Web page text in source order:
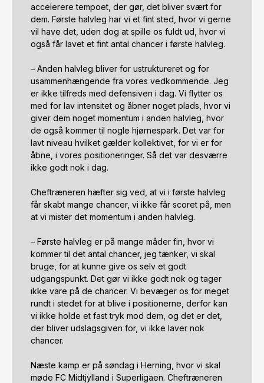
accelerere tempoet, der gør, det bliver svært for
dem. Første halvleg har vi et fint sted, hvor vi gerne
vil have det, uden dog at spille os fuldt ud, hvor vi
også får lavet et fint antal chancer i første halvleg.
– Anden halvleg bliver for ustruktureret og for
usammenhængende fra vores vedkommende. Jeg
er ikke tilfreds med defensiven i dag. Vi flytter os
med for lav intensitet og åbner noget plads, hvor vi
giver dem noget momentum i anden halvleg, hvor
de også kommer til nogle hjørnespark. Det var for
lavt niveau hvilket gælder kollektivet, for vi er for
åbne, i vores positioneringer. Så det var desværre
ikke godt nok i dag.
Cheftræneren hæfter sig ved, at vi i første halvleg
får skabt mange chancer, vi ikke får scoret på, men
at vi mister det momentum i anden halvleg.
– Første halvleg er på mange måder fin, hvor vi
kommer til det antal chancer, jeg tænker, vi skal
bruge, for at kunne give os selv et godt
udgangspunkt. Det gør vi ikke godt nok og tager
ikke vare på de chancer. Vi bevæger os for meget
rundt i stedet for at blive i positionerne, derfor kan
vi ikke holde et fast tryk mod dem, og det er det,
der bliver udslagsgiven for, vi ikke laver nok
chancer.
Næste kamp er på søndag i Herning, hvor vi skal
møde FC Midtjylland i Superligaen. Cheftræneren